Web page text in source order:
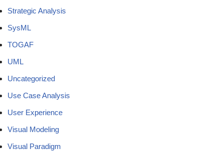
Strategic Analysis
SysML
TOGAF
UML
Uncategorized
Use Case Analysis
User Experience
Visual Modeling
Visual Paradigm